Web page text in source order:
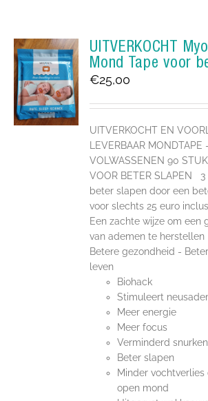
UITVERKOCHT
Mond Tape voor
€25,00
UITVERKOCHT EN
LEVERBAAR MONDTAPE
VOLWASSENEN 90
VOOR BETER SLAPEN
beter slapen door een
voor slechts 25 euro
Een zachte wijze om een
van ademen te
Betere gezondheid -
leven
Biohack
Stimuleert
Meer energie
Meer focus
Verminderd snurken
Beter slapen
Minder
open mond